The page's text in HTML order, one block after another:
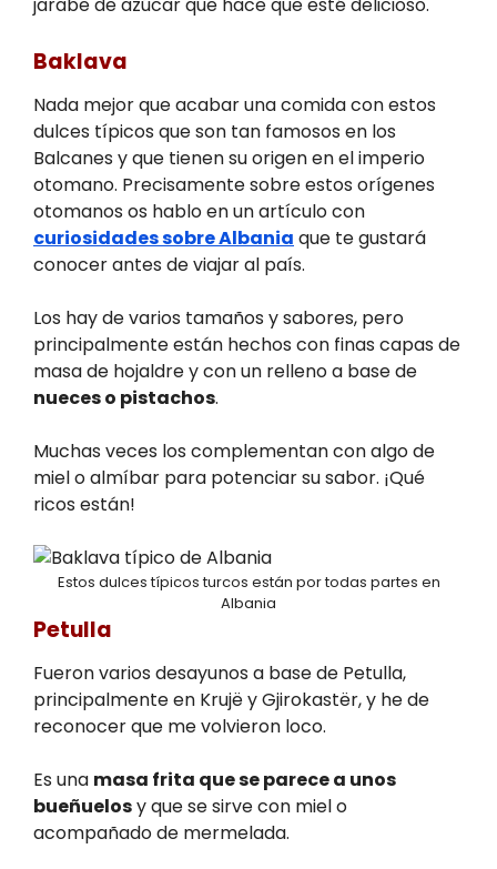
Baklava
Nada mejor que acabar una comida con estos
dulces típicos que son tan famosos en los
Balcanes y que tienen su origen en el imperio
otomano. Precisamente sobre estos orígenes
otomanos os hablo en un artículo con
curiosidades sobre Albania que te gustará
conocer antes de viajar al país.
Los hay de varios tamaños y sabores, pero
principalmente están hechos con finas capas de
masa de hojaldre y con un relleno a base de
nueces o pistachos.
Muchas veces los complementan con algo de
miel o almíbar para potenciar su sabor. ¡Qué
ricos están!
Estos dulces típicos turcos están por todas partes en
Albania
Petulla
Fueron varios desayunos a base de Petulla,
principalmente en Krujë y Gjirokastër, y he de
reconocer que me volvieron loco.
Es una masa frita que se parece a unos
bueñuelosy que se sirve con miel o
acompañado de mermelada.